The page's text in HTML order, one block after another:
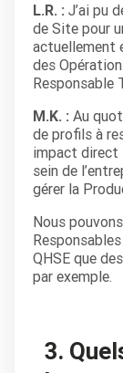
L.R. : J’ai pu
de Site pour
actuellement
des
Responsable
M.K. : Au
de profils à
impact direct
sein de
gérer la
Nous
QHSE que
par exemple.
3.